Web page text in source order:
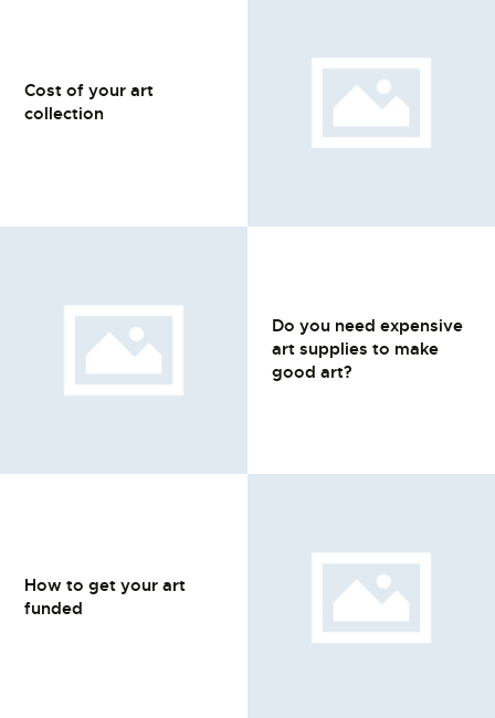
Cost of your art
collection
Do you need expensive
art supplies to make
good art?
How to get your art
funded